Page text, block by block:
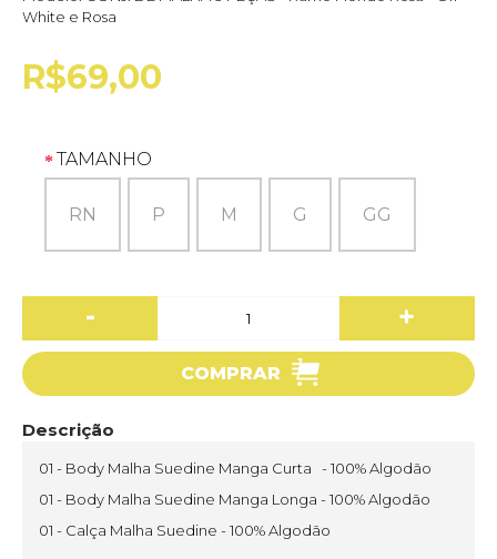
White e Rosa
R$69,00
TAMANHO
RN P M G GG
- +
COMPRAR
Descrição
01 - Body Malha Suedine Manga Curta - 100% Algodão
01 - Body Malha Suedine Manga Longa - 100% Algodão
01 - Calça Malha Suedine - 100% Algodão